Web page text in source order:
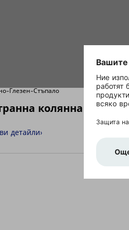
Глезен-Стъпало
колянна става
детайли›